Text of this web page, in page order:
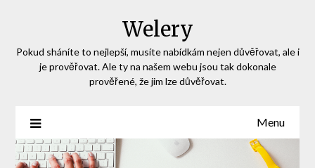
Welery
Pokud sháníte to nejlepší, musíte nabídkám nejen důvěřovat, ale i
je prověřovat. Ale ty na našem webu jsou tak dokonale
prověřené, že jim lze důvěřovat.
Menu